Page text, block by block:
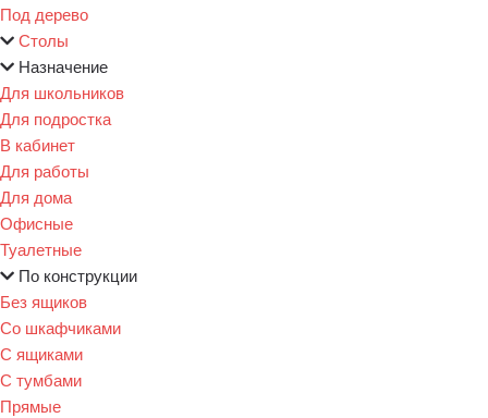
Под дерево
Столы
Назначение
Для школьников
Для подростка
В кабинет
Для работы
Для дома
Офисные
Туалетные
По конструкции
Без ящиков
Со шкафчиками
С ящиками
С тумбами
Прямые